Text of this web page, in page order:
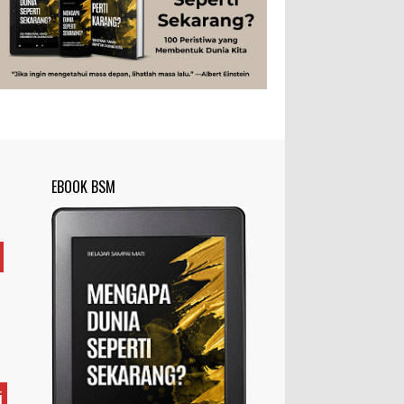
Tubuh Manusia
Umum
Rahasia Togel yang Tidak Dipahami
Pemain Togel
Ilustrasi/zdnet.com Ini adalah catatan
penutup untuk dua catatan saya
adalah istilah yang digunakan untuk
menyebut zat-zat yang tidak diinginkan,
yang terdapat dalam suatu...
Apa yang Disebut Badan Golgi?
Ilustrasi/utakatikotak.com Badan Golgi
(disebut pula aparatus Golgi, kompleks
Golgi, atau diktiosom) adalah organel
yang dikaitkan denga...
Apakah UFO Benar-benar Ada?
Ilustrasi/istimewa Sebagian orang
EBOOK BSM